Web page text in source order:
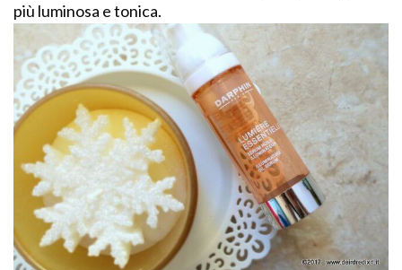
più luminosa e tonica.